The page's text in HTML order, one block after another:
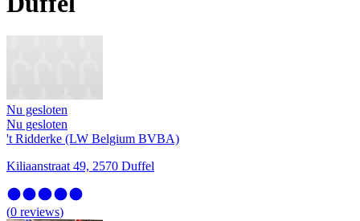
Nu gesloten
Nu gesloten
't Ridderke (LW Belgium BVBA)
Kiliaanstraat 49, 2570 Duffel
(0 reviews)